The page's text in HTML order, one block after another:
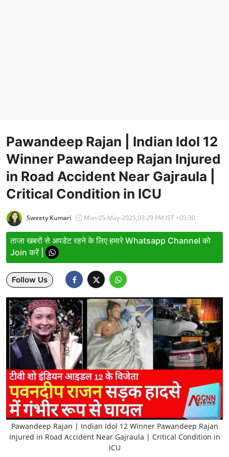
Business
Relationship
Education
Environment
Lifestyle
Health
Career
Literature
Tour & Travel
History Speaks
About Us
Contact Us
Pawandeep Rajan | Indian Idol 12
Winner Pawandeep Rajan Injured
in Road Accident Near Gajraula |
Critical Condition in ICU
Sweety Kumari Mon 05-May-2025,03:29 PM IST +05:30
ताजा खबरों से अपडेट रहने के लिए हमारे Whatsapp Channel को
Join करें |
Follow Us
Pawandeep Rajan | Indian Idol 12 Winner Pawandeep Rajan
Injured in Road Accident Near Gajraula | Critical Condition in
ICU